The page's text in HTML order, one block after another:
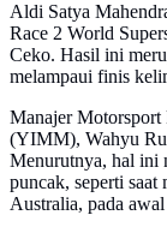
Aldi Satya
Race 2 World
Ceko. Hasil ini
melampaui finis
Manajer Motorsport
(YIMM), Wahyu
Menurutnya, hal ini
puncak, seperti
Australia, pada